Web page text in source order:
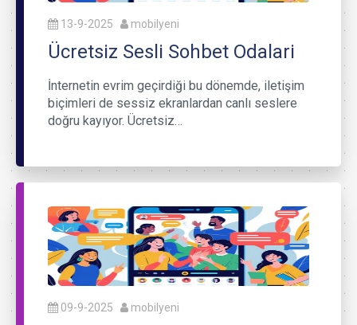
13-9-2025 mobilyeni
Ücretsiz Sesli Sohbet Odalari
İnternetin evrim geçirdiği bu dönemde, iletişim
biçimleri de sessiz ekranlardan canlı seslere
doğru kayıyor. Ücretsiz…
09-9-2025 mobilyeni